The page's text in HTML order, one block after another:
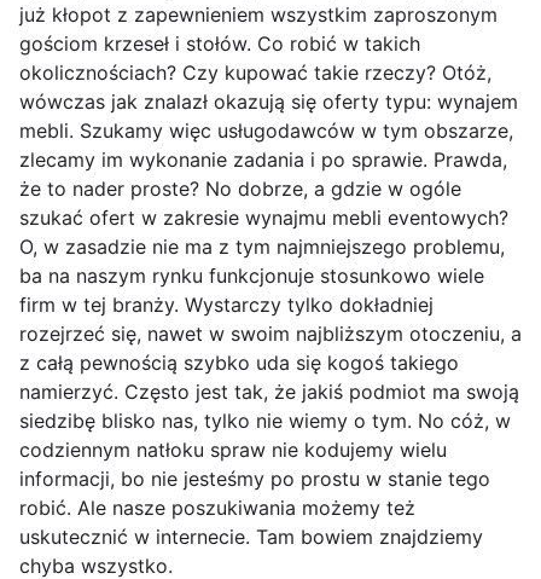
już kłopot z zapewnieniem wszystkim zaproszonym
gościom krzeseł i stołów. Co robić w takich
okolicznościach? Czy kupować takie rzeczy? Otóż,
wówczas jak znalazł okazują się oferty typu: wynajem
mebli. Szukamy więc usługodawców w tym obszarze,
zlecamy im wykonanie zadania i po sprawie. Prawda,
że to nader proste? No dobrze, a gdzie w ogóle
szukać ofert w zakresie wynajmu mebli eventowych?
O, w zasadzie nie ma z tym najmniejszego problemu,
ba na naszym rynku funkcjonuje stosunkowo wiele
firm w tej branży. Wystarczy tylko dokładniej
rozejrzeć się, nawet w swoim najbliższym otoczeniu, a
z całą pewnością szybko uda się kogoś takiego
namierzyć. Często jest tak, że jakiś podmiot ma swoją
siedzibę blisko nas, tylko nie wiemy o tym. No cóż, w
codziennym natłoku spraw nie kodujemy wielu
informacji, bo nie jesteśmy po prostu w stanie tego
robić. Ale nasze poszukiwania możemy też
uskutecznić w internecie. Tam bowiem znajdziemy
chyba wszystko.